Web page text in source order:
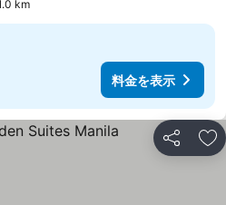
km
料金を表示
シェア お